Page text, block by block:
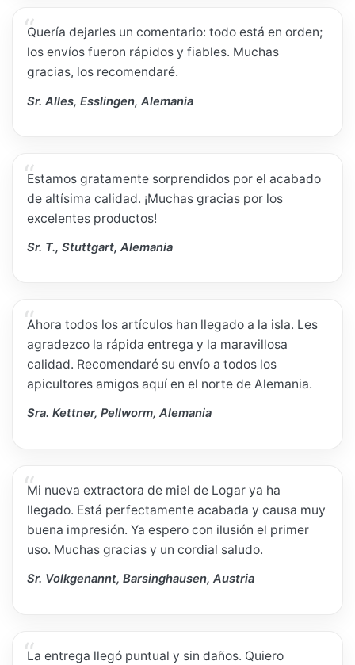
Quería dejarles un comentario: todo está en orden;
los envíos fueron rápidos y fiables. Muchas
gracias, los recomendaré.
Sr. Alles, Esslingen, Alemania
Estamos gratamente sorprendidos por el acabado
de altísima calidad. ¡Muchas gracias por los
excelentes productos!
Sr. T., Stuttgart, Alemania
Ahora todos los artículos han llegado a la isla. Les
agradezco la rápida entrega y la maravillosa
calidad. Recomendaré su envío a todos los
apicultores amigos aquí en el norte de Alemania.
Sra. Kettner, Pellworm, Alemania
Mi nueva extractora de miel de Logar ya ha
llegado. Está perfectamente acabada y causa muy
buena impresión. Ya espero con ilusión el primer
uso. Muchas gracias y un cordial saludo.
Sr. Volkgenannt, Barsinghausen, Austria
La entrega llegó puntual y sin daños. Quiero